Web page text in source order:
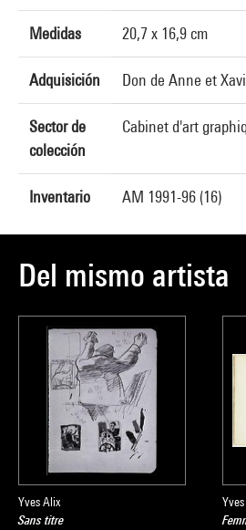
Medidas 20,7 x 16,9 cm
Adquisición Don de Anne et
Sector de
colección
Cabinet d'art
Inventario AM 1991-96 (16)
Del mismo artista
Yves Alix
Sans titre